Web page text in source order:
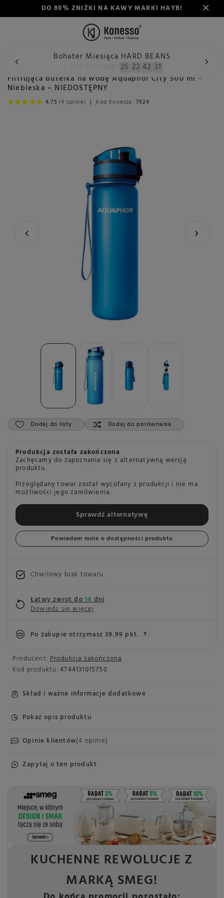
DO 80% ZNIŻKI NA KAWY MARKI HAYB!
Bohater Miesiąca HARD BEANS
25 22 42 31
Wstecz Konesso Filtrująca butelka na wodę Aquaphor City
Filtrująca butelka na wodę Aquaphor City 500 ml -
Niebieska – NIEDOSTĘPNY
4.75 (4 opinie) Kod Konesso: 7924
Dodaj do listy Dodaj do porównania
Producent: Produkcja zakończona
Kod produktu: 4744131015750
Skład i ważne informacje dodatkowe
Pokaż opis produktu
Opinie klientów(4 opinie)
Zapytaj o ten produkt
Produkcja została zakończona
Zachęcamy do zapoznania się z alternatywną wersją
produktu.
Przeglądany towar został wycofany z produkcji i nie ma
możliwości jego zamówienia.
Sprawdź alternatywę
Powiadom mnie o dostępności produktu
Chwilowy brak towaru
Łatwy zwrot do14dni
Dowiedz się więcej
Po zakupie otrzymasz39.99 pkt.
KUCHENNE REWOLUCJE Z
MARKĄ SMEG!